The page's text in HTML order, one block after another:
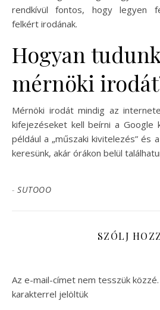
rendkívül fontos, hogy legyen
felkért irodának.
Hogyan
mérnöki
Mérnöki irodát mindig az
kifejezéseket kell beírni a Google
például a „műszaki kivitelezés” és
keresünk, akár órákon belül
- SUTOOO
SZÓLJ
Az e-mail-címet nem tesszük közzé.
karakterrel jelöltük